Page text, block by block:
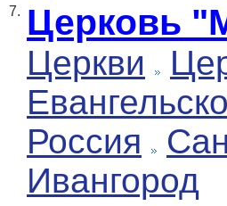
7. Церковь
Церкви
Россия
Ивангород